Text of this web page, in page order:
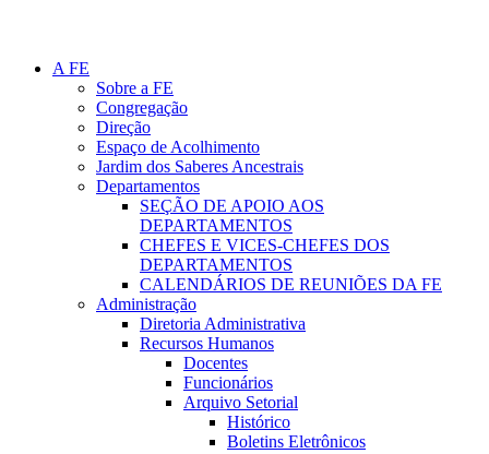
A FE
Sobre a FE
Congregação
Direção
Espaço de Acolhimento
Jardim dos Saberes Ancestrais
Departamentos
SEÇÃO DE APOIO AOS
DEPARTAMENTOS
CHEFES E VICES-CHEFES DOS
DEPARTAMENTOS
CALENDÁRIOS DE REUNIÕES DA FE
Administração
Diretoria Administrativa
Recursos Humanos
Docentes
Funcionários
Arquivo Setorial
Histórico
Boletins Eletrônicos